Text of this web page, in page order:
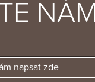
NÁM
napsat zde